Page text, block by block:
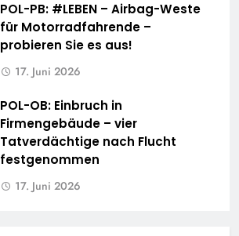
POL-PB: #LEBEN – Airbag-Weste
für Motorradfahrende –
probieren Sie es aus!
17. Juni 2026
POL-OB: Einbruch in
Firmengebäude – vier
Tatverdächtige nach Flucht
festgenommen
17. Juni 2026